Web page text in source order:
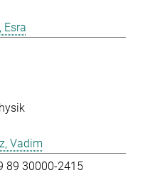
Esra
Vadim
89 30000-2415